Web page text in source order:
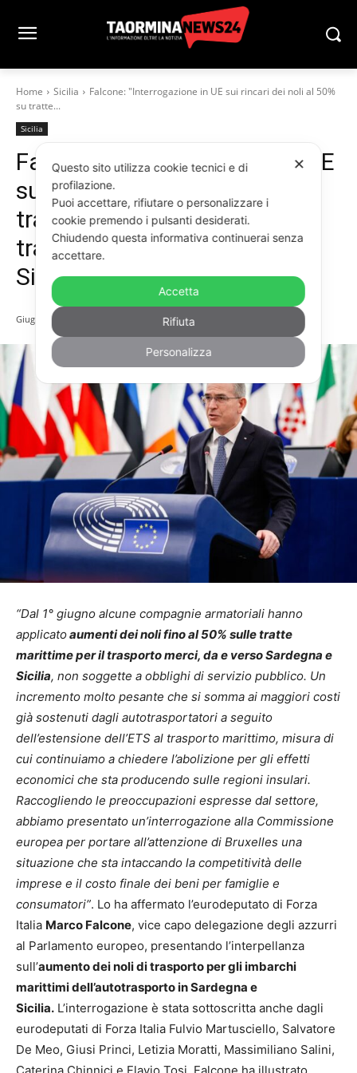
Home Sicilia
Falcone: "Interrogazione in UE sui rincari dei noli al 50%
su tratte...
Sicilia
Falcone: “Interrogazione in UE
sui rincari dei noli al 50% su
tratte marittime per il
trasporto merci da e per
Sicilia”
Giugno 6, 2026
“Dal 1° giugno alcune compagnie armatoriali hanno
applicatoaumenti dei noli fino al 50% sulle tratte
marittime per il trasporto merci, da e verso Sardegna e
Sicilia, non soggette a obblighi di servizio pubblico. Un
incremento molto pesante che si somma ai maggiori costi
già sostenuti dagli autotrasportatori a seguito
dell’estensione dell’ETS al trasporto marittimo, misura di
cui continuiamo a chiedere l’abolizione per gli effetti
economici che sta producendo sulle regioni insulari.
Raccogliendo le preoccupazioni espresse dal settore,
abbiamo presentato un’interrogazione alla Commissione
europea per portare all’attenzione di Bruxelles una
situazione che sta intaccando la competitività delle
imprese e il costo finale dei beni per famiglie e
consumatori”. Lo ha affermato l’eurodeputato di Forza
Italia Marco Falcone, vice capo delegazione degli azzurri
al Parlamento europeo, presentando l’interpellanza
sull’aumento dei noli di trasporto per gli imbarchi
marittimi dell’autotrasporto in Sardegna e
Sicilia. L’interrogazione è stata sottoscritta anche dagli
eurodeputati di Forza Italia Fulvio Martusciello, Salvatore
De Meo, Giusi Princi, Letizia Moratti, Massimiliano Salini,
✕
Questo sito utilizza cookie tecnici e di
profilazione.
Puoi accettare, rifiutare o personalizzare i
cookie premendo i pulsanti desiderati.
Chiudendo questa informativa continuerai senza
accettare.
Accetta
Rifiuta
Personalizza